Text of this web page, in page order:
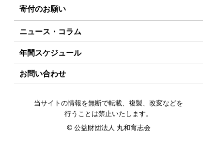
定款
個人情報保護方針
アクセス
受賞者一覧
研究会一覧
ELPASO会とは
会員限定ページ
寄付のお願い
お手続き
寄付支援者
ニュース・コラム
年間スケジュール
お問い合わせ
当サイトの情報を無断で転載、複製、改変などを
行うことは禁止いたします。
© 公益財団法人 丸和育志会